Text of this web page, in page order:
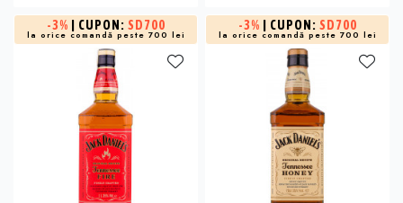
-3% | CUPON: SD700
la orice comandă peste 700 lei
-3% | CUPON: SD700
la orice comandă peste 700 lei